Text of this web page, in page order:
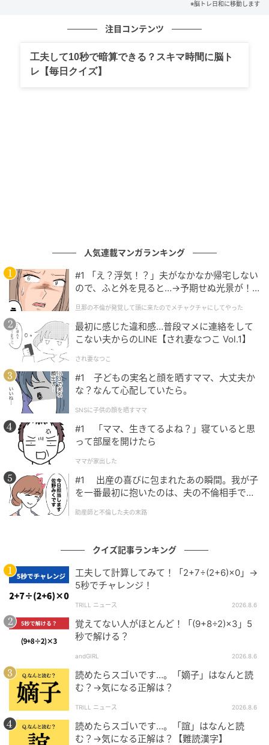
の記事をもっとみる
※脳トレ日和に移動します
注目コンテンツ
工夫して10秒で暗算できる？スキマ時間に脳ト
レ【毎日クイズ】
人気連載マンガランキング
#1 「え？浮気！？」夫がなかなか帰宅しない
ので、ふと外を見ると…→予期せぬ光景が！
クチャにしてやった
旦那の不倫が発覚して頭に来たのでメチャクチャにしてやった
最初に感じた違和感…普段マメに連絡をして
こない夫からのLINE【され妻なつこ Vol.1】
され妻なつこ
#1 子どもの実名と顔を晒すママ、大丈夫か
な？なんて心配していたら。
SNSに子供の顔を晒すママ
#1 「ママ、生きてるよね？」寝ていると思
って部屋を開けたら
ママが家出した
#1 出産の喜びに包まれたあの瞬間。我が子
を一番最初に抱いたのは、夫の不倫相手でし
助産師と不倫した夫の末路
クイズ記事ランキング
工夫して計算してみて！「2+7÷(2+6)×0」→
5秒でチャレンジ！
TRILL ニュース 2026.8.6
覚えてない人がほとんど！「(9+8÷2)×3」5
秒で解ける？
andGIRL 2026.8.6
読めたらスゴいです…。「嫡子」はなんと読
む？→気になる正解は？
TRILL ニュース 2026.8.6
読めたらスゴいです…。「誼」はなんと読
む？→気になる正解は？【難読漢字】